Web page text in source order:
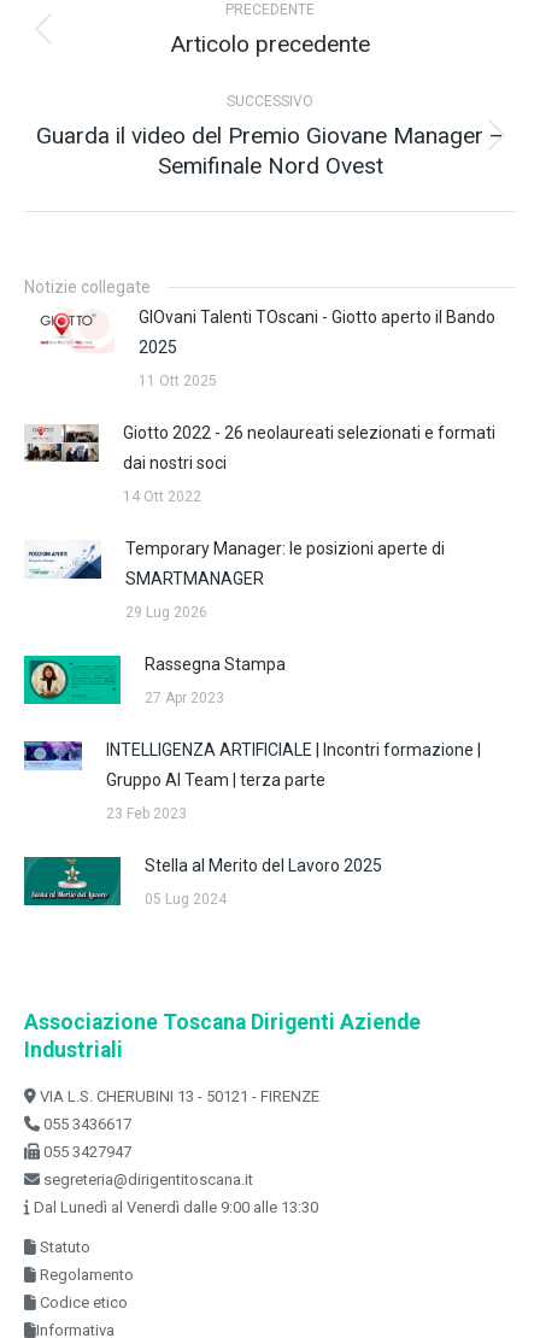
tra
post
PRECEDENTE
Post
Articolo precedente
SUCCESSIVO
Prossimo
post:
Guarda il video del Premio Giovane Manager –
Semifinale Nord Ovest
Notizie collegate
GIOvani Talenti TOscani - Giotto aperto il Bando
2025
11 Ott 2025
Giotto 2022 - 26 neolaureati selezionati e formati
dai nostri soci
14 Ott 2022
Temporary Manager: le posizioni aperte di
SMARTMANAGER
29 Lug 2026
Rassegna Stampa
27 Apr 2023
INTELLIGENZA ARTIFICIALE | Incontri formazione |
Gruppo AI Team | terza parte
23 Feb 2023
Stella al Merito del Lavoro 2025
05 Lug 2024
Associazione Toscana Dirigenti Aziende
Industriali
VIA L.S. CHERUBINI 13 - 50121 - FIRENZE
055 3436617
055 3427947
segreteria@dirigentitoscana.it
Dal Lunedì al Venerdì dalle 9:00 alle 13:30
Statuto
Regolamento
Codice etico
Informativa